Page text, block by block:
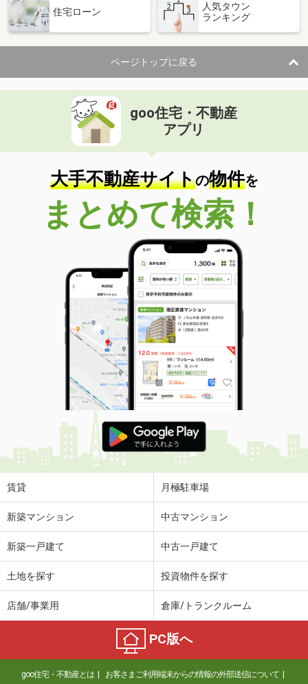
住宅ローン
人気タウン
ランキング
ページトップに戻る
goo住宅・不動産
アプリ
大手不動産サイトの物件を
まとめて検索！
賃貸 月極駐車場
新築マンション 中古マンション
新築一戸建て 中古一戸建て
土地を探す 投資物件を探す
店舗/事業用 倉庫/トランクルーム
PC版へ
goo住宅・不動産とは お客さまご利用端末からの情報の外部送信について